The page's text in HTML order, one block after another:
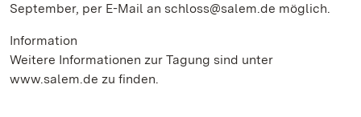
September, per E-Mail an schloss@salem.de möglich.
Information
Weitere Informationen zur Tagung sind unter
www.salem.de zu finden.